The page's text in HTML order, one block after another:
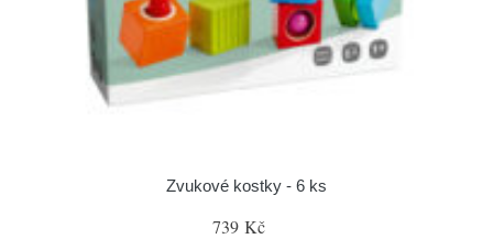
Zvukové kostky - 6 ks
739 Kč